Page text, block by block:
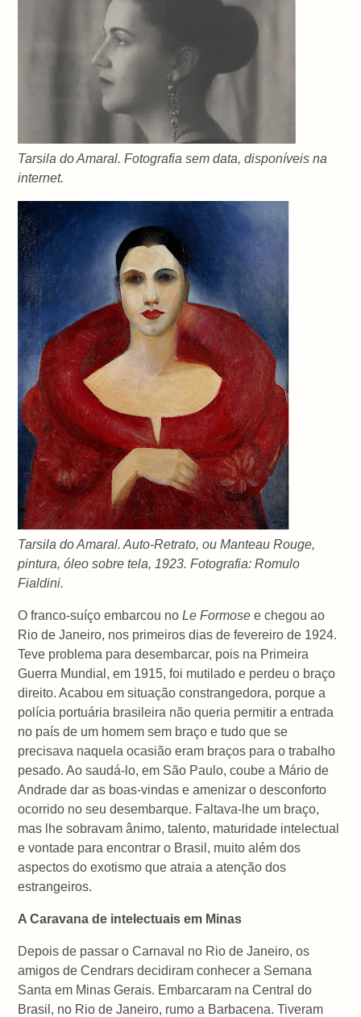
Tarsila do Amaral. Fotografia sem data, disponíveis na
internet.
Tarsila do Amaral. Auto-Retrato, ou Manteau Rouge,
pintura, óleo sobre tela, 1923. Fotografia: Romulo
Fialdini.
O franco-suíço embarcou noLe Formose e chegou ao
Rio de Janeiro, nos primeiros dias de fevereiro de 1924.
Teve problema para desembarcar, pois na Primeira
Guerra Mundial, em 1915, foi mutilado e perdeu o braço
direito. Acabou em situação constrangedora, porque a
polícia portuária brasileira não queria permitir a entrada
no país de um homem sem braço e tudo que se
precisava naquela ocasião eram braços para o trabalho
pesado. Ao saudá-lo, em São Paulo, coube a Mário de
Andrade dar as boas-vindas e amenizar o desconforto
ocorrido no seu desembarque. Faltava-lhe um braço,
mas lhe sobravam ânimo, talento, maturidade intelectual
e vontade para encontrar o Brasil, muito além dos
aspectos do exotismo que atraia a atenção dos
estrangeiros.
A Caravana de intelectuais em Minas
Depois de passar o Carnaval no Rio de Janeiro, os
amigos de Cendrars decidiram conhecer a Semana
Santa em Minas Gerais. Embarcaram na Central do
Brasil, no Rio de Janeiro, rumo a Barbacena. Tiveram